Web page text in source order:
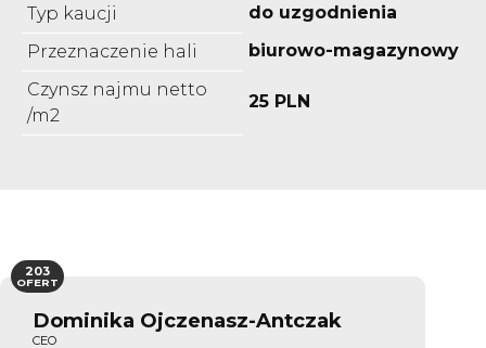
Typ kaucji
do uzgodnienia
Przeznaczenie hali
biurowo-magazynowy
Czynsz najmu netto
/m2
25 PLN
Dominika Ojczenasz-Antczak
CEO
203
OFERT